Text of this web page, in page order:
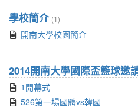
學校簡介 (1)
開南大學校園簡介
2014開南大學國際盃籃球邀
1開幕式
526第一場國體vs韓國